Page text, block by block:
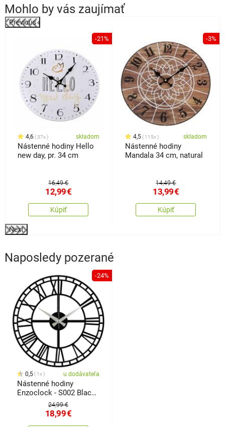
Mohlo by vás zaujímať
Previous
-21%
4,6 37x skladom
Nástenné hodiny Hello
new day, pr. 34 cm
16,49 €
12,99€
Kúpiť
-3%
4,5 115x skladom
Nástenné hodiny
Mandala 34 cm, natural
14,49 €
13,99€
Kúpiť
Next
Naposledy pozerané
-24%
0,5 1x u dodávateľa
Nástenné hodiny
Enzoclock - S002 Black,
48 x 48 cm24,99 €
18,99€